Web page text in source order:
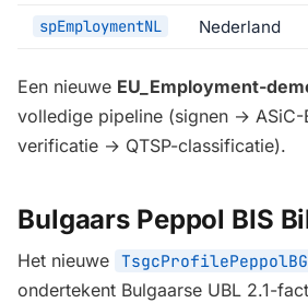
spEmploymentNL Nederland
Een nieuwe EU_Employment-
volledige pipeline (signen →
verificatie → QTSP-classificatie).
Bulgaars Peppol BIS
Het nieuwe TsgcProfilePeppolBG
ondertekent Bulgaarse UBL 2.1-